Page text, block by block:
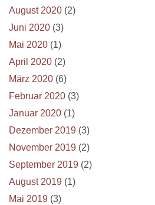
August 2020 (2)
Juni 2020 (3)
Mai 2020 (1)
April 2020 (2)
März 2020 (6)
Februar 2020 (3)
Januar 2020 (1)
Dezember 2019 (3)
November 2019 (2)
September 2019 (2)
August 2019 (1)
Mai 2019 (3)